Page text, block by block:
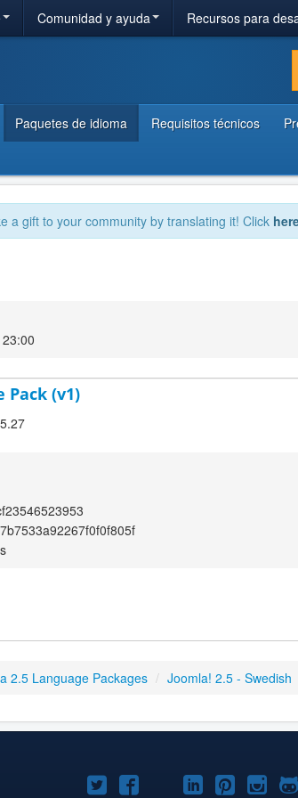
Comunidad y ayuda Recursos para
Paquetes de idioma Requisitos técnicos
a gift to your community by translating it! Click
Pack (v1)
2.5 Language Packages / Joomla! 2.5 - Swedish
Joomla!Joomla!Joomla!
Joomla!Joomla!